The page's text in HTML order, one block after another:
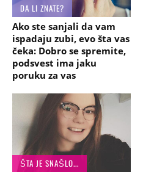
DA LI ZNATE?
Ako ste sanjali da vam
ispadaju zubi, evo šta vas
čeka: Dobro se spremite,
podsvest ima jaku
poruku za vas
ŠTA JE SNAŠLO...